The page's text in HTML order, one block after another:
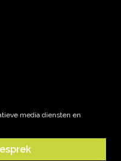
media diensten en